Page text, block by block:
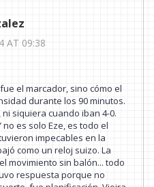
AT 09:38
el marcador, sino cómo el
durante los 90 minutos.
siquiera cuando iban 4-0.
es solo Eze, es todo el
impecables en la
como un reloj suizo. La
movimiento sin balón... todo
respuesta porque no